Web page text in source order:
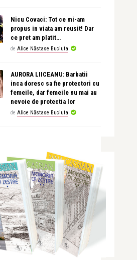
Nicu Covaci: Tot ce mi-am
propus in viata am reusit! Dar
ce pret am platit…
de Alice Năstase Buciuta
AURORA LIICEANU: Barbatii
inca doresc sa fie protectori cu
femeile, dar femeile nu mai au
nevoie de protectia lor
de Alice Năstase Buciuta